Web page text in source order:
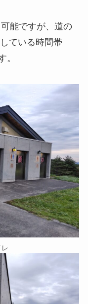
能ですが、道の
ている時間帯
。